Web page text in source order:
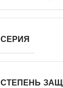
СЕРИЯ
СТЕПЕНЬ